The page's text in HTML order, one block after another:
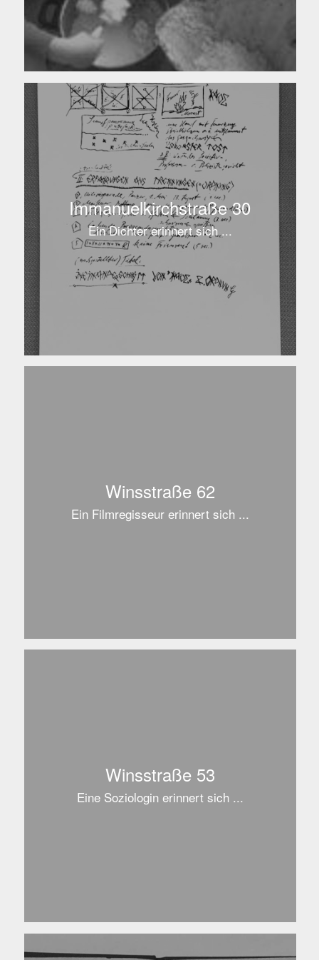
Immanuelkirchstraße 30
Ein Dichter erinnert sich ...
Winsstraße 62
Ein Filmregisseur erinnert sich ...
Winsstraße 53
Eine Soziologin erinnert sich ...